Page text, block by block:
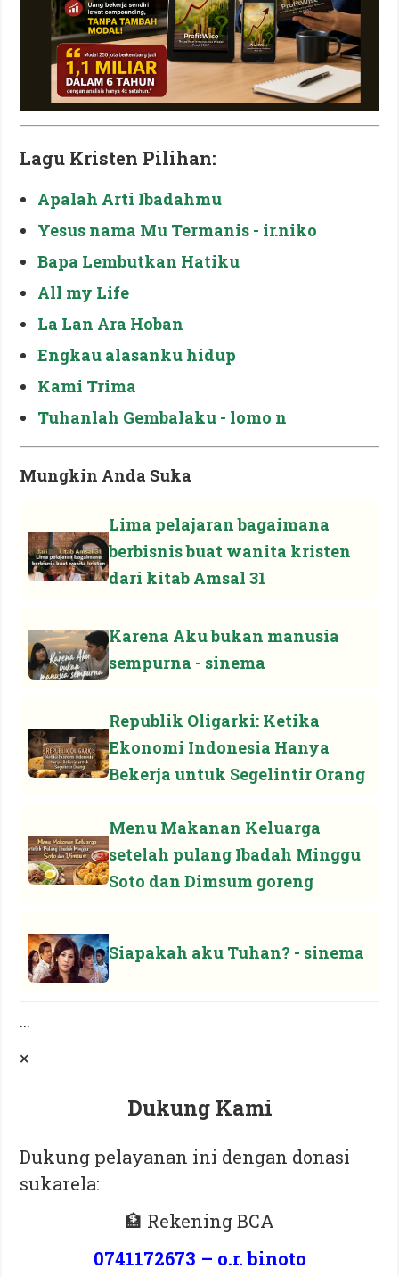
Lagu Kristen Pilihan:
Apalah Arti Ibadahmu
Yesus nama Mu Termanis - ir.niko
Bapa Lembutkan Hatiku
All my Life
La Lan Ara Hoban
Engkau alasanku hidup
Kami Trima
Tuhanlah Gembalaku - lomo n
Mungkin Anda Suka
Lima pelajaran bagaimana
berbisnis buat wanita kristen
dari kitab Amsal 31
Karena Aku bukan manusia
sempurna - sinema
Republik Oligarki: Ketika
Ekonomi Indonesia Hanya
Bekerja untuk Segelintir Orang
Menu Makanan Keluarga
setelah pulang Ibadah Minggu
Soto dan Dimsum goreng
Siapakah aku Tuhan? - sinema
...
×
Dukung Kami
Dukung pelayanan ini dengan donasi
sukarela:
🏦 Rekening BCA
0741172673 – o.r. binoto